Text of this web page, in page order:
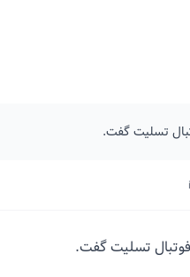
تسلیت گفت.
تسلیت گفت.